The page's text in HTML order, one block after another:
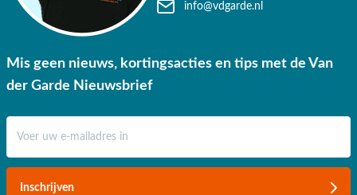
info@vdgarde.nl
Mis geen nieuws, kortingsacties en tips met de Van
der Garde Nieuwsbrief
Inschrijven